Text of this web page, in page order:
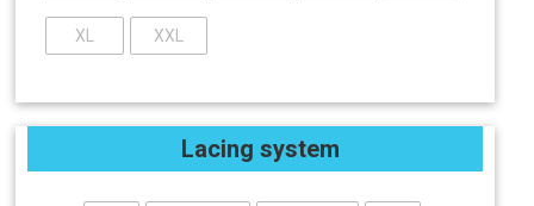
XL XXL
Lacing system